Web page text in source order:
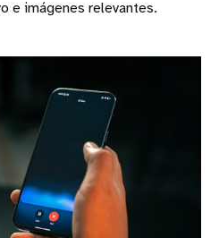
e imágenes relevantes.